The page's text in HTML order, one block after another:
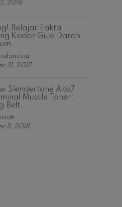
2018
Belajar Fakta
Kadar Gula Darah
31, 2017
Slendertone Abs7
Muscle Toner:
Belt...
11, 2018